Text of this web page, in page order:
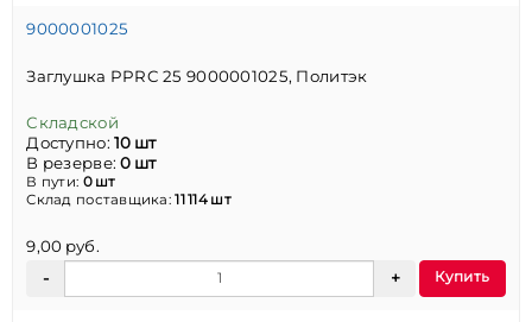
9000001025
Заглушка PPRC 25 9000001025, Политэк
Складской
Доступно:10 шт
В резерве:0 шт
В пути: 0 шт
Склад поставщика:11 114 шт
9,00 руб.
Купить